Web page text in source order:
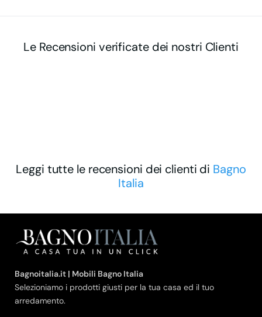
Le Recensioni verificate dei nostri Clienti
Leggi tutte le recensioni dei clienti di Bagno
Italia
Bagnoitalia.it | Mobili Bagno Italia
Selezioniamo i prodotti giusti per la tua casa ed il tuo
arredamento.